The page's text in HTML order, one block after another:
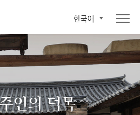
한국어
인의 덕목